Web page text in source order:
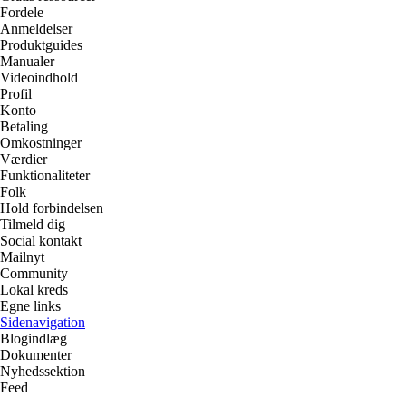
Fordele
Anmeldelser
Produktguides
Manualer
Videoindhold
Profil
Konto
Betaling
Omkostninger
Værdier
Funktionaliteter
Folk
Hold forbindelsen
Tilmeld dig
Social kontakt
Mailnyt
Community
Lokal kreds
Egne links
Sidenavigation
Blogindlæg
Dokumenter
Nyhedssektion
Feed